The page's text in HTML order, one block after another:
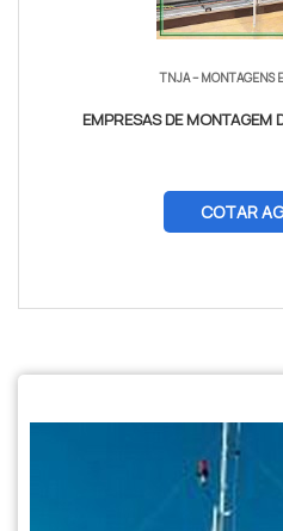
TNJA – MONTAGENS
EMPRESAS DE MONTAGEM
COTAR